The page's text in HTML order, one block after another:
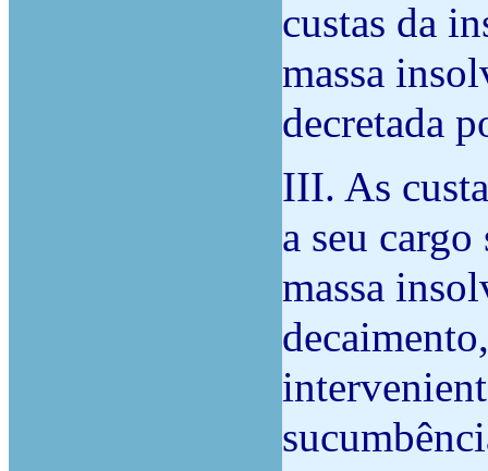
custas da
massa
decretada
III. As
a seu cargo
massa